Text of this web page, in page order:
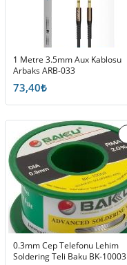
1 Metre 3.5mm Aux Kablosu
Arbaks ARB-033
73,40₺
0.3mm Cep Telefonu Lehim
Soldering Teli Baku BK-10003